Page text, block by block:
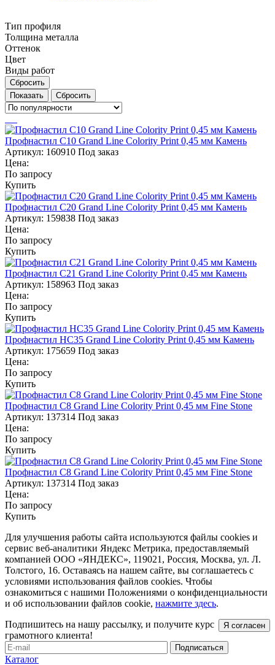
Тип профиля
Толщина металла
Оттенок
Цвет
Виды работ
Сбросить
Сбросить
Профнастил С10 Grand Line Colority Print 0,45 мм Камень
Артикул: 160910 Под заказ
Цена:
По запросу
Купить
Профнастил С20 Grand Line Colority Print 0,45 мм Камень
Артикул: 159838 Под заказ
Цена:
По запросу
Купить
Профнастил С21 Grand Line Colority Print 0,45 мм Камень
Артикул: 158963 Под заказ
Цена:
По запросу
Купить
Профнастил НС35 Grand Line Colority Print 0,45 мм Камень
Артикул: 175659 Под заказ
Цена:
По запросу
Купить
Профнастил С8 Grand Line Colority Print 0,45 мм Fine Stone
Артикул: 137314 Под заказ
Цена:
По запросу
Купить
Профнастил С8 Grand Line Colority Print 0,45 мм Fine Stone
Артикул: 137314 Под заказ
Цена:
По запросу
Купить
Для улучшения работы сайта используются файлы cookies и
сервис веб-аналитики Яндекс Метрика, предоставляемый
компанией ООО «ЯНДЕКС», 119021, Россия, Москва, ул. Л.
Толстого, 16. Оставаясь на нашем сайте, вы соглашаетесь с
условиями использования файлов cookies. Чтобы
ознакомиться с нашими Положениями о конфиденциальности
и об использовании файлов cookie, нажмите здесь.
Я согласен
Подпишитесь на нашу рассылку, и получите курс
грамотного клиента!
Каталог